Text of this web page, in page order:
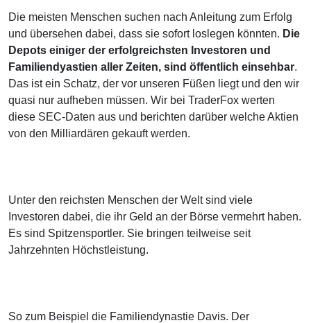
Die meisten Menschen suchen nach Anleitung zum Erfolg
und übersehen dabei, dass sie sofort loslegen könnten. Die
Depots einiger der erfolgreichsten Investoren und
Familiendyastien aller Zeiten, sind öffentlich einsehbar.
Das ist ein Schatz, der vor unseren Füßen liegt und den wir
quasi nur aufheben müssen. Wir bei TraderFox werten
diese SEC-Daten aus und berichten darüber welche Aktien
von den Milliardären gekauft werden.
Unter den reichsten Menschen der Welt sind viele
Investoren dabei, die ihr Geld an der Börse vermehrt haben.
Es sind Spitzensportler. Sie bringen teilweise seit
Jahrzehnten Höchstleistung.
So zum Beispiel die Familiendynastie Davis. Der